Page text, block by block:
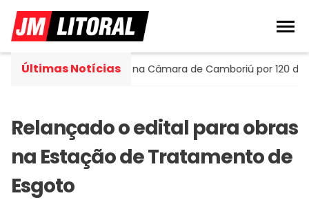
Últimas Notícias
assume cadeira na Câmara de Camboriú por 120 dias
Relançado o edital para obras
na Estação de Tratamento de
Esgoto